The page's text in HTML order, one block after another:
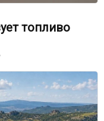
топливо